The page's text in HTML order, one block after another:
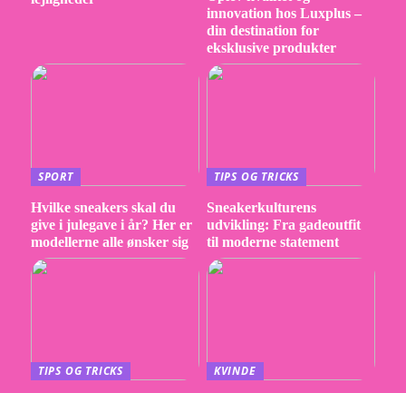
innovation hos Luxplus –
din destination for
eksklusive produkter
SPORT
Hvilke sneakers skal du
give i julegave i år? Her er
modellerne alle ønsker sig
TIPS OG TRICKS
Sneakerkulturens
udvikling: Fra gadeoutfit
til moderne statement
TIPS OG TRICKS KVINDE